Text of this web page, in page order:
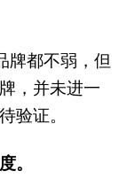
牌都不弱，但
，并未进一
验证。
。